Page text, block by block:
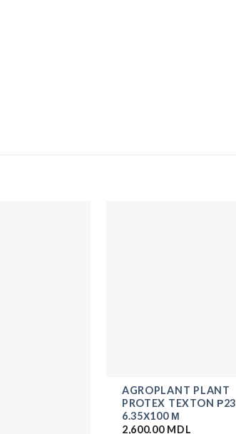
AGROPLANT PLANT
PROTEX TEXTON Р23
6.35Х100 М
2,600.00 MDL